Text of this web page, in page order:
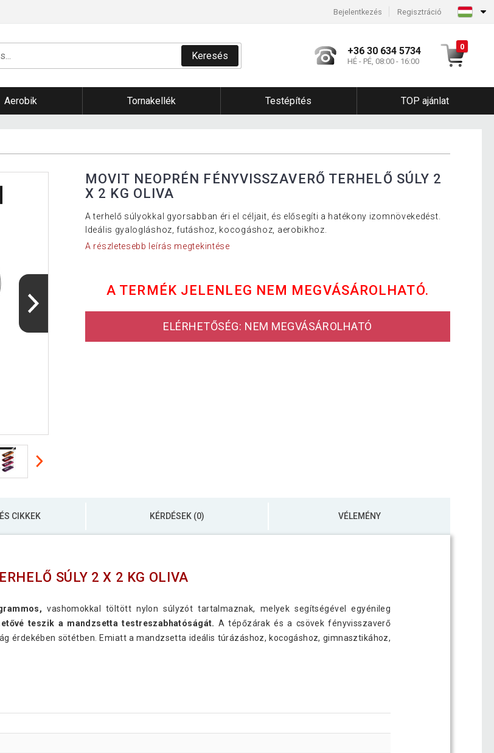
Bejelentkezés Regisztráció
Keresés +36 30 634 5734
HÉ - PÉ, 08:00 - 16:00
0
Aerobik Tornakellék Testépítés TOP ajánlat
MOVIT NEOPRÉN FÉNYVISSZAVERŐ TERHELŐ SÚLY 2
X 2 KG OLIVA
A terhelő súlyokkal gyorsabban éri el céljait, és elősegíti a hatékony izomnövekedést.
Ideális gyalogláshoz, futáshoz, kocogáshoz, aerobikhoz.
A részletesebb leírás megtekintése
A TERMÉK JELENLEG NEM MEGVÁSÁROLHATÓ.
ELÉRHETŐSÉG: NEM MEGVÁSÁROLHATÓ
CIKKEK KÉRDÉSEK (0) VÉLEMÉNY
SÚLY 2 X 2 KG OLIVA
vashomokkal töltött nylon súlyzót tartalmaznak, melyek segítségével egyénileg
teszik a mandzsetta testreszabhatóságát. A tépőzárak és a csövek fényvisszaverő
érdekében sötétben. Emiatt a mandzsetta ideális túrázáshoz, kocogáshoz, gimnasztikához,